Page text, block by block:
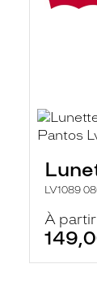
LV1089
À